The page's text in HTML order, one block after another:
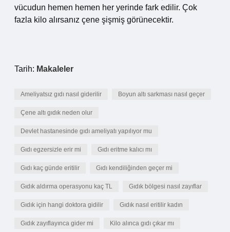
vücudun hemen hemen her yerinde fark edilir. Çok
fazla kilo alırsanız çene şişmiş görünecektir.
Tarih: Makaleler
Ameliyatsız gıdı nasıl giderilir Boyun altı sarkması nasıl geçer
Çene altı gıdık neden olur
Devlet hastanesinde gıdı ameliyatı yapılıyor mu
Gıdı egzersizle erir mi Gıdı eritme kalıcı mı
Gıdı kaç günde eritilir Gıdı kendiliğinden geçer mi
Gıdık aldırma operasyonu kaç TL Gıdık bölgesi nasıl zayıflar
Gıdık için hangi doktora gidilir Gıdık nasıl eritilir kadın
Gıdık zayıflayınca gider mi Kilo alınca gıdı çıkar mı